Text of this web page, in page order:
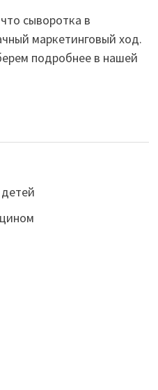
сыворотка в
маркетинговый ход.
подробнее в нашей